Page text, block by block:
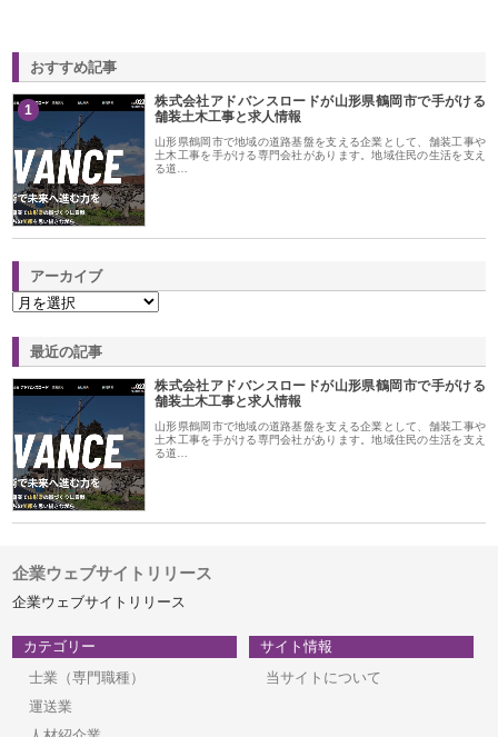
おすすめ記事
1
株式会社アドバンスロードが山形県鶴岡市で手がける
舗装土木工事と求人情報
山形県鶴岡市で地域の道路基盤を支える企業として、舗装工事や
土木工事を手がける専門会社があります。地域住民の生活を支え
る道…
アーカイブ
最近の記事
株式会社アドバンスロードが山形県鶴岡市で手がける
舗装土木工事と求人情報
山形県鶴岡市で地域の道路基盤を支える企業として、舗装工事や
土木工事を手がける専門会社があります。地域住民の生活を支え
る道…
企業ウェブサイトリリース
企業ウェブサイトリリース
カテゴリー
士業（専門職種）
運送業
サイト情報
当サイトについて